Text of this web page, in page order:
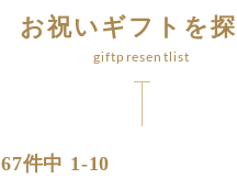
お祝いギフトを
giftpresentlist
件中 1-10